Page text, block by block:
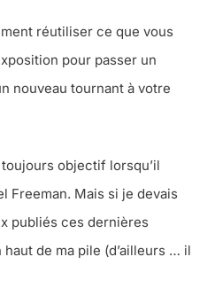
réutiliser ce que vous
pour passer un
nouveau tournant à votre
objectif lorsqu’il
Freeman. Mais si je devais
publiés ces dernières
de ma pile (d’ailleurs … il